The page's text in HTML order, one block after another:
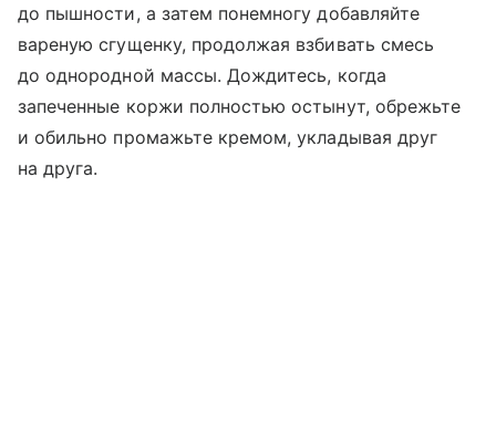
до пышности, а затем понемногу добавляйте
вареную сгущенку, продолжая взбивать смесь
до однородной массы. Дождитесь, когда
запеченные коржи полностью остынут, обрежьте
и обильно промажьте кремом, укладывая друг
на друга.